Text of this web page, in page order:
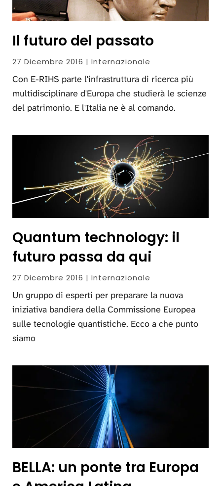
Il futuro del passato
27 Dicembre 2016 | Internazionale
Con E-RIHS parte l'infrastruttura di ricerca più
multidisciplinare d'Europa che studierà le scienze
del patrimonio. E l'Italia ne è al comando.
Quantum technology: il
futuro passa da qui
27 Dicembre 2016 | Internazionale
Un gruppo di esperti per preparare la nuova
iniziativa bandiera della Commissione Europea
sulle tecnologie quantistiche. Ecco a che punto
siamo
BELLA: un ponte tra Europa